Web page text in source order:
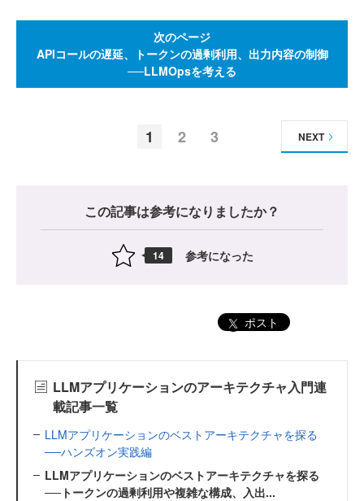
次のページ
APIコールの遅延、トークンの過剰利用、出力内容の制御
──LLMOpsを考える
1 2 3 NEXT
この記事は参考になりましたか？
14 参考になった
ポスト
LLMアプリケーションのアーキテクチャ入門連
載記事一覧
LLMアプリケーションのベストアーキテクチャを探る
──ハンズオン実践編
LLMアプリケーションのベストアーキテクチャを探る
──トークンの過剰利用や複雑な構成、入出...